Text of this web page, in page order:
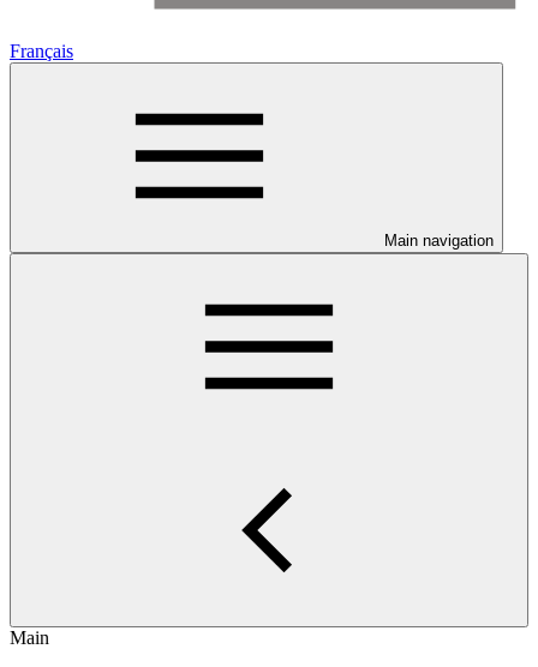
Français
Main navigation
Main